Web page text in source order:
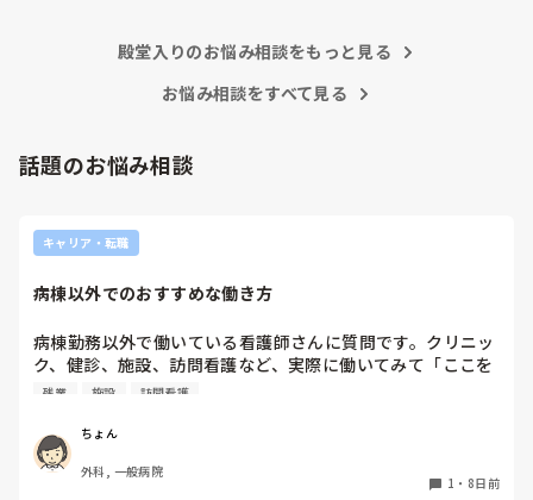
朝の情報収集にも時間がかかり、結果、患者のことがわから
の意味があるのか疑問です。
やったことないの！？もう10ヶ月なんだから、未経験なこと
新人さんが可愛そう、と感じることもある反面、ペアの先輩
が何か処置をしているけど、ペアの新人はのんびり記録して
がいいんじゃないの？」と声をかけても、「記録終わってな
早く色々覚えたい！という、意欲があまり感じられず…これ
はPNS云々よりも、その新人の性格かな？とも思いました
が、ほとんどの新人に当てはまりました。。。時代柄でしょ
私はどちらかといえば、PNSは好きじゃありません。
でもPNSでやれというからには、もっと業務量に見合った、
新人を指導しながら業務ができるゆとりが欲しいです。
の向き合い方になると思いますよ🎵僕は昔の人間なので、昔は
いと思います。昔は患者様、スタッフ全員に目を配れる人が沢
るなら実施してみてはどうでしょうか⁉️そういう事と思います
殿堂入りのお悩み相談をもっと見る
お悩み相談をすべて見る
話題のお悩み相談
キャリア・転職
病棟以外でのおすすめな働き方
病棟勤務以外で働いている看護師さんに質問です。クリニッ
ク、健診、施設、訪問看護など、実際に働いてみて「ここを
選んで良かった」と思う職場はありますか？仕事内容や残業
残業 施設 訪問看護
ちょん
外科, 一般病院
1 ・ 8日前